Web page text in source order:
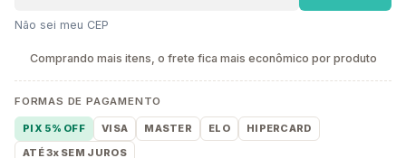
Não sei meu CEP
Comprando mais itens, o frete fica mais econômico por produto
FORMAS DE PAGAMENTO
PIX 5% OFF VISA MASTER ELO
HIPERCARD
ATÉ 3x SEM JUROS